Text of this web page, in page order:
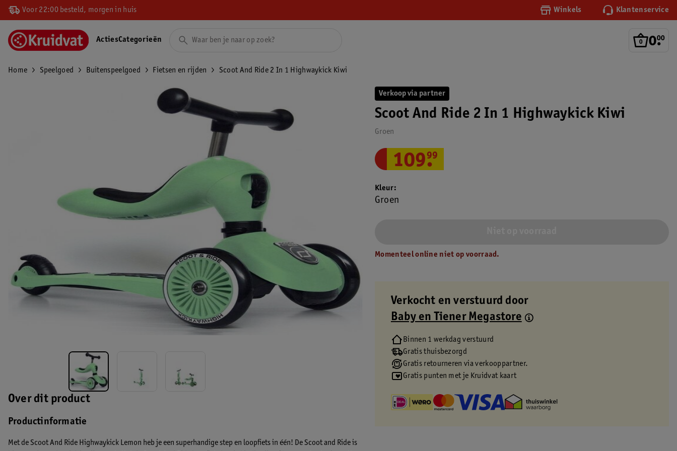
Voor 22:00 besteld, morgen in huis Winkels Klantenservice
0.
00
ActiesCategorieën
Home Speelgoed Buitenspeelgoed Fietsen en rijden Scoot And Ride 2 In 1 Highwaykick Kiwi
Over dit product
Productinformatie
Met de Scoot And Ride Highwaykick Lemon heb je een superhandige step en loopfiets in één! De Scoot and Ride is
Verkoop via partner
Scoot And Ride 2 In 1 Highwaykick Kiwi
Groen
109.
99
Kleur
Groen
Momenteel online niet op voorraad.
Verkocht en verstuurd door
Baby en Tiener Megastore
Binnen 1 werkdag verstuurd
Gratis thuisbezorgd
Gratis retourneren via verkooppartner.
Gratis punten met je Kruidvat kaart